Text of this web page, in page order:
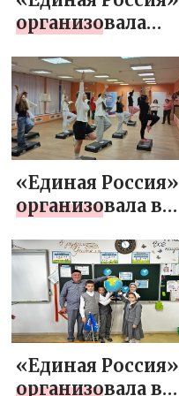
организовала
к 83-й
годовщине
освобождения
Курска от
немецких
захватчиков
«Единая Россия»
организовала в
со звездой»
«Единая Россия»
организовала в